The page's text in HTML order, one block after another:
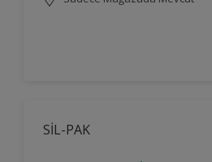
SİL-PAK